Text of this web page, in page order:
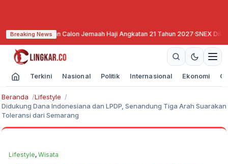
Breaking News
Calon Jemaah Haji Angkatan 21 Tahun 2027·SNEX Dilantik, Siap
Terkini Nasional Politik Internasional Ekonomi
Beranda
Lifestyle
Didukung Dana Indonesiana dan LPDP, Senandung Tiga Arah Suarakan
Toleransi dari Semarang
Lifestyle, Wisata